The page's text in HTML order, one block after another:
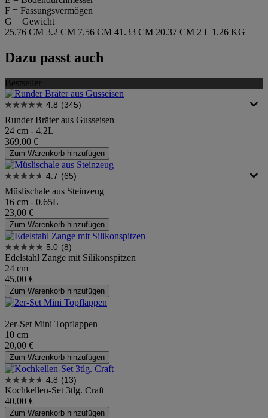
F = Fassungsvermögen
G = Gewicht
25.76 CM 3.2 CM 7.56 CM 41.33 CM 20.37 CM 2 L 1.26 KG
Dazu passt auch
Bestseller
4.8 (345)
Runder Bräter aus Gusseisen
24 cm - 4.2L
369,00 €
Zum Warenkorb hinzufügen
4.7 (65)
Müslischale aus Steinzeug
16 cm - 0.65L
23,00 €
Zum Warenkorb hinzufügen
5.0 (8)
Edelstahl Zange mit Silikonspitzen
24 cm
45,00 €
Zum Warenkorb hinzufügen
2er-Set Mini Topflappen
10 cm
20,00 €
Zum Warenkorb hinzufügen
4.8 (13)
Kochkellen-Set 3tlg. Craft
40,00 €
Zum Warenkorb hinzufügen